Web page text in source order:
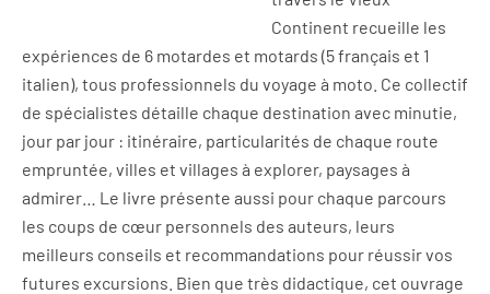
Continent recueille les
expériences de 6 motardes et motards (5 français et 1
italien), tous professionnels du voyage à moto. Ce collectif
de spécialistes détaille chaque destination avec minutie,
jour par jour : itinéraire, particularités de chaque route
empruntée, villes et villages à explorer, paysages à
admirer… Le livre présente aussi pour chaque parcours
les coups de cœur personnels des auteurs, leurs
meilleurs conseils et recommandations pour réussir vos
futures excursions. Bien que très didactique, cet ouvrage